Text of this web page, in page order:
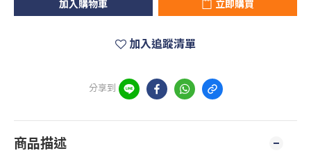
加入購物車 立即購買
加入追蹤清單
分享到
商品描述